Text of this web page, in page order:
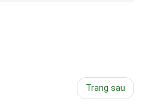
Trang sau